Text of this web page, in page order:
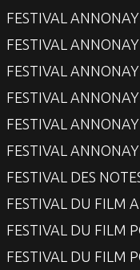
FESTIVAL
FESTIVAL
FESTIVAL
FESTIVAL
FESTIVAL
FESTIVAL
FESTIVAL DES
FESTIVAL DU FILM
FESTIVAL DU FILM
FESTIVAL DU FILM